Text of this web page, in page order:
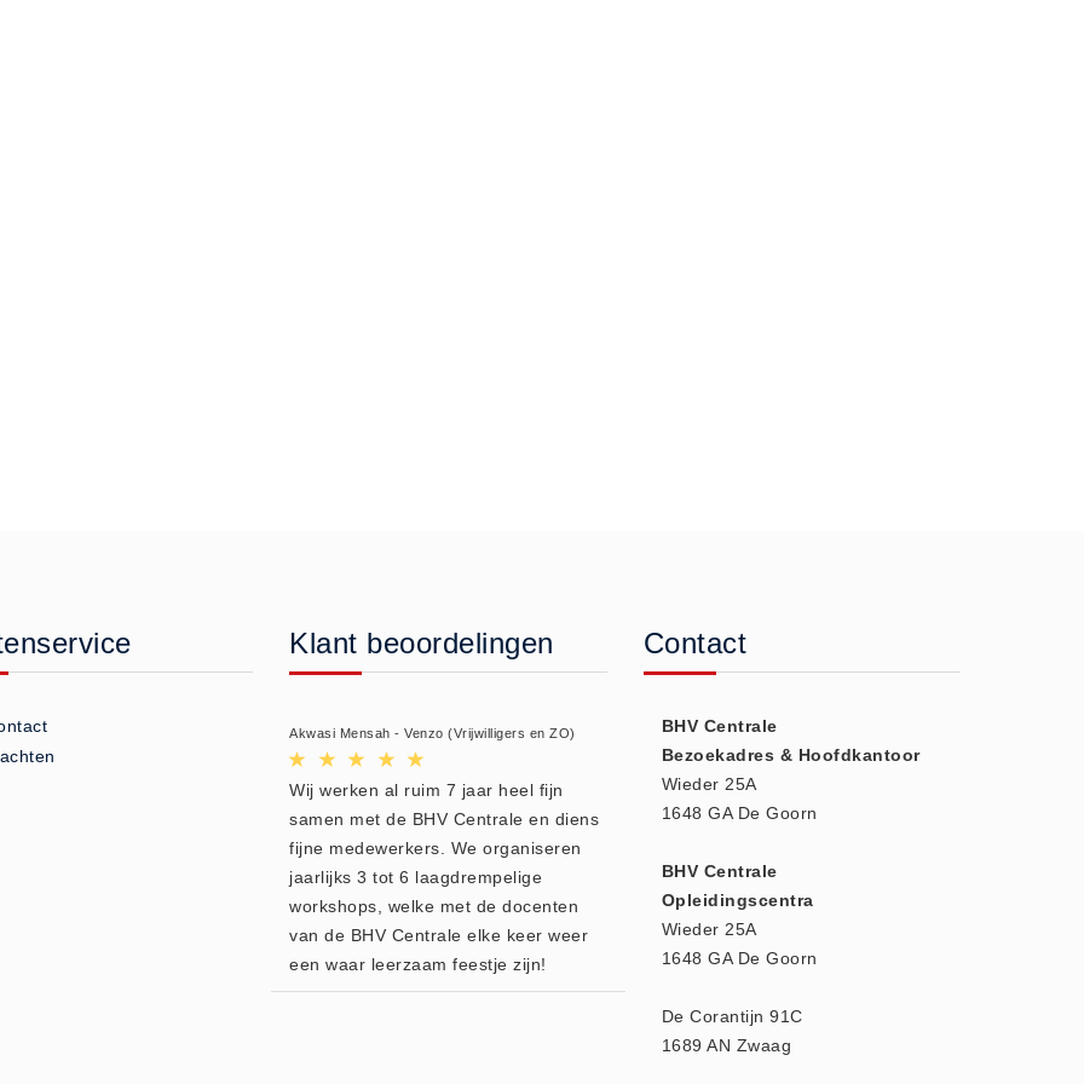
Klant beoordelingen
Akwasi Mensah - Venzo (Vrijwilligers en ZO)
Wij werken al ruim 7 jaar heel fijn
samen met de BHV Centrale en diens
fijne medewerkers. We organiseren
jaarlijks 3 tot 6 laagdrempelige
workshops, welke met de docenten
van de BHV Centrale elke keer weer
een waar leerzaam feestje zijn!
Contact
BHV Centrale
Bezoekadres & Hoofdkantoor
Wieder 25A
1648 GA De Goorn
BHV Centrale
Opleidingscentra
Wieder 25A
1648 GA De Goorn
De Corantijn 91C
1689 AN Zwaag